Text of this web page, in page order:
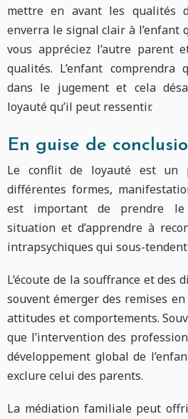
mettre en avant les qualités
enverra le signal clair à l’enfant
vous appréciez l’autre parent
qualités. L’enfant comprendra
dans le jugement et cela
loyauté qu’il peut ressentir.
En guise de
Le conflit de loyauté est un
différentes formes,
est important de prendre le
situation et d’apprendre à
intrapsychiques qui sous-
L’écoute de la souffrance et des
souvent émerger des remises
attitudes et comportements.
que l’intervention des
développement global de
exclure celui des parents.
La médiation familiale peut